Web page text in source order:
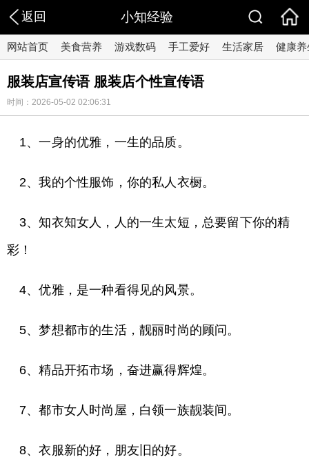
返回 小知经验
网站首页 美食营养 游戏数码 手工爱好 生活家居 健康养
服装店宣传语 服装店个性宣传语
时间：2026-05-02 02:06:31
1、一身的优雅，一生的品质。
2、我的个性服饰，你的私人衣橱。
3、知衣知女人，人的一生太短，总要留下你的精
彩！
4、优雅，是一种看得见的风景。
5、梦想都市的生活，靓丽时尚的顾问。
6、精品开拓市场，奋进赢得辉煌。
7、都市女人时尚屋，白领一族靓装间。
8、衣服新的好，朋友旧的好。